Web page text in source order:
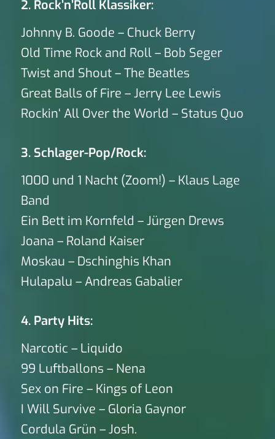
2. Rock’n’Roll Klassiker:
Johnny B. Goode – Chuck Berry
Old Time Rock and Roll – Bob Seger
Twist and Shout – The Beatles
Great Balls of Fire – Jerry Lee Lewis
Rockin‘ All Over the World – Status Quo
3. Schlager-Pop/Rock:
1000 und 1 Nacht (Zoom!) – Klaus Lage
Band
Ein Bett im Kornfeld – Jürgen Drews
Joana – Roland Kaiser
Moskau – Dschinghis Khan
Hulapalu – Andreas Gabalier
4. Party Hits:
Narcotic – Liquido
99 Luftballons – Nena
Sex on Fire – Kings of Leon
I Will Survive – Gloria Gaynor
Cordula Grün – Josh.